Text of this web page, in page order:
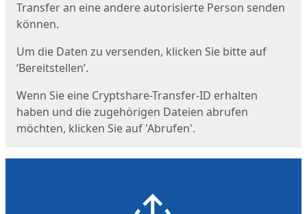
Transfer an eine andere autorisierte Person senden
können.
Um die Daten zu versenden, klicken Sie bitte auf
‘Bereitstellen’.
Wenn Sie eine Cryptshare-Transfer-ID erhalten
haben und die zugehörigen Dateien abrufen
möchten, klicken Sie auf 'Abrufen'.